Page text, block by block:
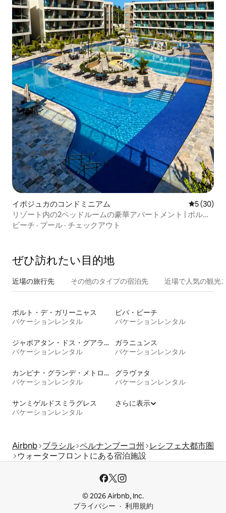
イポジュカのコンドミニアム レビュー
5 (30)
リゾート内の2ベッドルームの豪華アパートメント | ポル
ト・デ・ガリーニャス
ビーチ · プール · チェックアウト
ぜひ訪⁠れ⁠た⁠い目⁠的⁠地
近場の旅行先 その他のタ⁠イ⁠プ⁠の宿⁠泊⁠先 近場で人気の観光
ポルト・デ・ガリーニャス
バケーションレンタル
ピパ・ビーチ
バケーションレンタル
ジャボアタン・ドス・グアララペス
バケーションレンタル
ガラニュンス
バケーションレンタル
カンピナ・グランデ・メトロポリタンリージョン
バケーションレンタル
グラヴァタ
バケーションレンタル
サンミゲルドスミラグレス
バケーションレンタル
さらに表示
Airbnb ブラシル ペルナンブーコ州
レシフェ大都市圏
ウォーターフロントにある宿泊施設
© 2026 Airbnb, Inc.
プライバシー
利用規約